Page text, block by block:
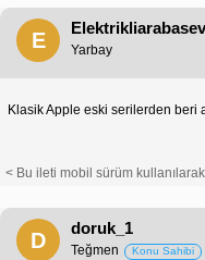
E Yarbay
Klasik Apple eski serilerden beri
< Bu ileti mobil sürüm kullanılarak
D
doruk_1
Teğmen Konu Sahibi